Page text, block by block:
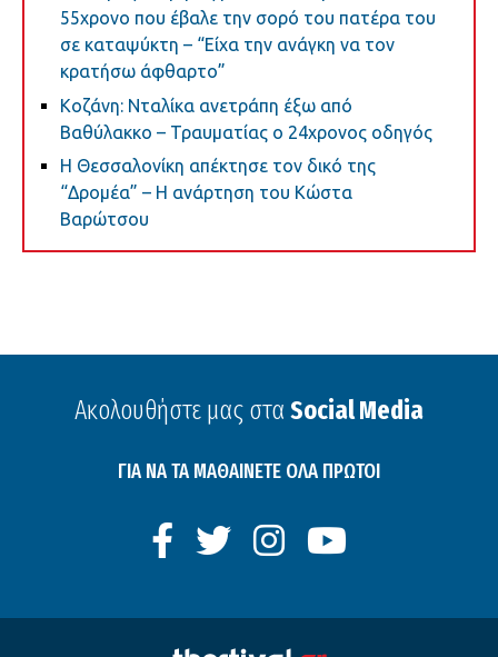
55χρονο που έβαλε την σορό του πατέρα του
σε καταψύκτη – “Είχα την ανάγκη να τον
κρατήσω άφθαρτο”
Κοζάνη: Νταλίκα ανετράπη έξω από
Βαθύλακκο – Τραυματίας ο 24χρονος οδηγός
Η Θεσσαλονίκη απέκτησε τον δικό της
“Δρομέα” – Η ανάρτηση του Κώστα
Βαρώτσου
Ακολουθήστε μας στα Social Media
ΓΙΑ ΝΑ ΤΑ ΜΑΘΑΙΝΕΤΕ ΟΛΑ ΠΡΩΤΟΙ